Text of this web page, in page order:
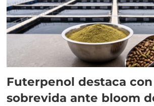
Futerpenol destaca con
sobrevida ante bloom